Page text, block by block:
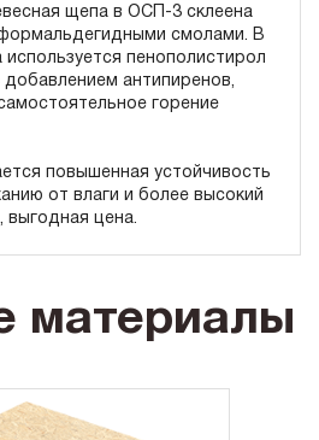
щепа в ОСП-3 склеена
смолами. В
используется пенополистирол
антипиренов,
горение
повышенная устойчивость
от влаги и более высокий
выгодная цена.
материалы